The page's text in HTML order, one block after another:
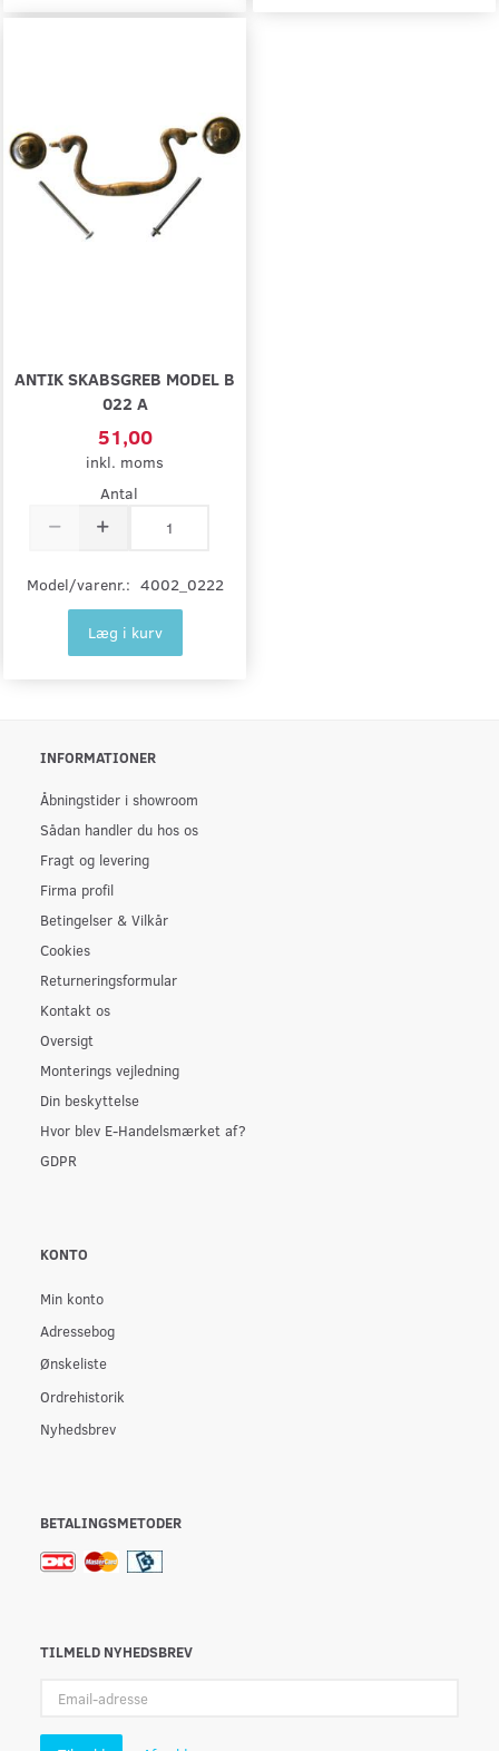
ANTIK SKABSGREB MODEL B
022 A
51,00
inkl. moms
Antal
Model/varenr.: 4002_0222
Læg i kurv
INFORMATIONER
Åbningstider i showroom
Sådan handler du hos os
Fragt og levering
Firma profil
Betingelser & Vilkår
Cookies
Returneringsformular
Kontakt os
Oversigt
Monterings vejledning
Din beskyttelse
Hvor blev E-Handelsmærket af?
GDPR
KONTO
Min konto
Adressebog
Ønskeliste
Ordrehistorik
Nyhedsbrev
BETALINGSMETODER
TILMELD NYHEDSBREV
adresse